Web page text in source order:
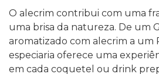
O alecrim contribui com uma
uma brisa da natureza. De um
aromatizado com alecrim a um
especiaria oferece uma
em cada coquetel ou drink